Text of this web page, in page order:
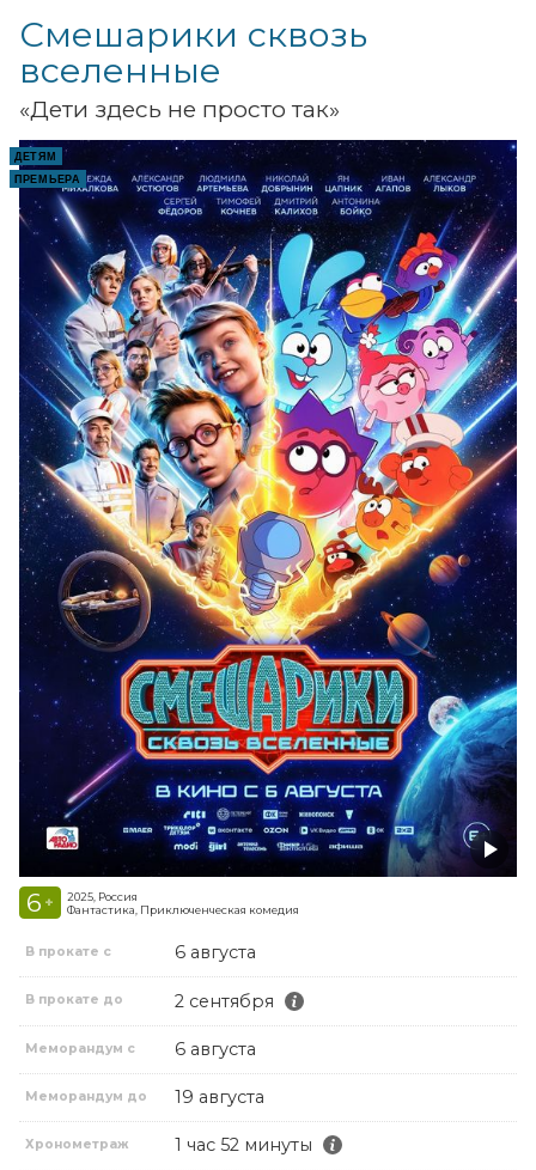
Смешарики сквозь
вселенные
«Дети здесь не просто так»
ДЕТЯМ
ПРЕМЬЕРА
6 +
2025, Россия
Фантастика, Приключенческая комедия
В прокате с 6 августа
В прокате до 2 сентября
Меморандум с 6 августа
Меморандум до 19 августа
Хронометраж 1 час 52 минуты